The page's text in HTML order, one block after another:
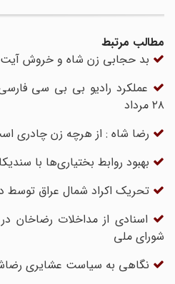
مطالب مرتبط
بد حجابی زن شاه و خروش آیت
عملکرد رادیو بی بی سی فارسی
۲۸ مرداد
رضا شاه : از هرچه زن چادری
بهبود روابط بختیارى‌‏ها با
تحریک اکراد شمال عراق توسط دولت
اسنادی از مداخلات رضاخان در
شورای ملی
نگاهی به سیاست عشایری